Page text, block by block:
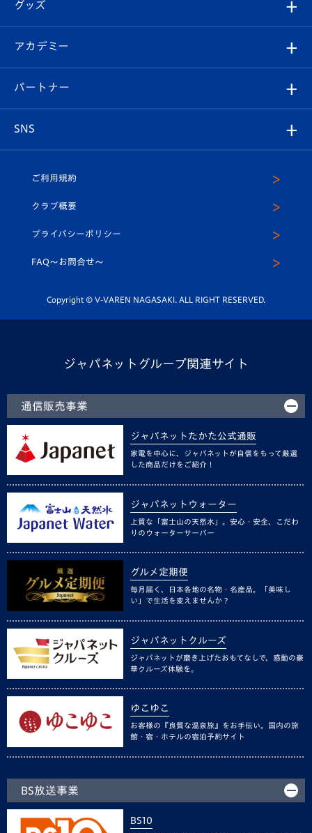
チケット
イベント
メディア
ホームタウン
スタッフプロフィール
マスコット紹介
平和祈念活動
ホームタウン活動
Revive Team
ヴィヴィくんの長崎おもてなしガイド
フォトギャラリー
スタジアムグルメ
V-LOVERS（ファンクラブ）
プレイヤーズスイート
グッズ
オンラインショップ
店舗情報
アカデミー
育成からのお知らせ
U-18
スクール
パートナー
SNS
ヴィヴィくんインスタグラム
公式LINE＠
ご利用規約
クラブ概要
プライバシーポリシー
FAQ〜お問合せ〜
Copyright © V-VAREN NAGASAKI. ALL RIGHT RESERVED.
ジャパネットグループ関連サイト
通信販売事業
ジャパネットたかた公式通販
家電を中心に、ジャパネットが自信をもって厳選
した商品だけをご紹介！
ジャパネットウォーター
上質な「富士山の天然水」。安心・安全、こだわ
りのウォーターサーバー
グルメ定期便
毎月届く、日本各地の名物・名産品。「美味し
い」で生活を変えませんか？
ジャパネットクルーズ
ジャパネットが磨き上げたおもてなしで、感動の豪
華クルーズ体験を。
ゆこゆこ
お客様の『良質な温泉旅』をお手伝い。国内の旅
館・宿・ホテルの宿泊予約サイト
BS放送事業
BS10